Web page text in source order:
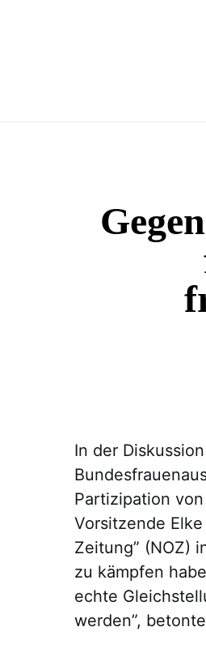
In der
Partizipation
Vorsitzende
Zeitung” (NOZ)
zu kämpfen
echte
werden”,